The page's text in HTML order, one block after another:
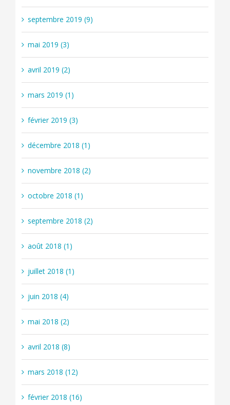
septembre 2019 (9)
mai 2019 (3)
avril 2019 (2)
mars 2019 (1)
février 2019 (3)
décembre 2018 (1)
novembre 2018 (2)
octobre 2018 (1)
septembre 2018 (2)
août 2018 (1)
juillet 2018 (1)
juin 2018 (4)
mai 2018 (2)
avril 2018 (8)
mars 2018 (12)
février 2018 (16)